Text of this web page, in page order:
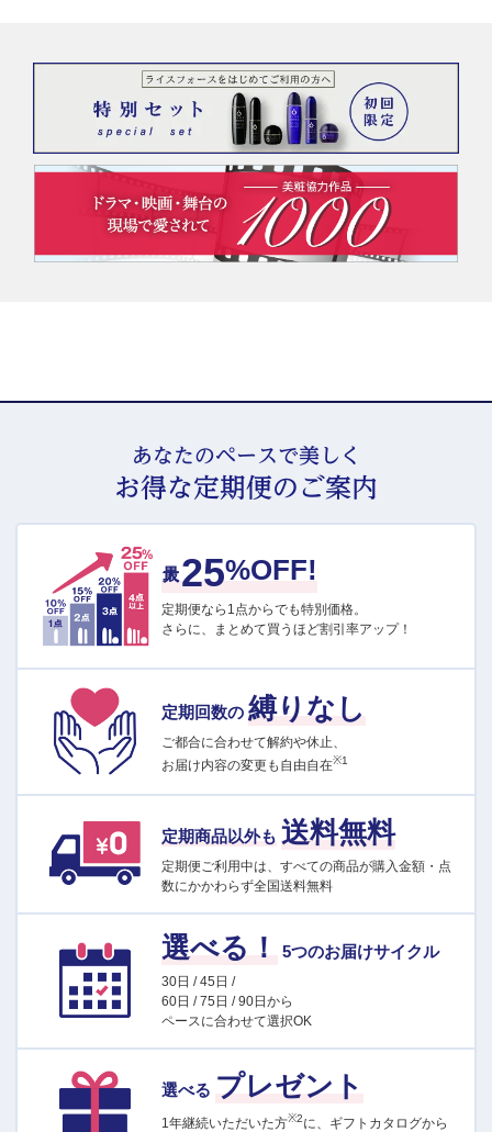
あなたのペースで美しく
お得な定期便のご案内
25%OFF!
定期便なら1点からでも特別価格。
さらに、まとめて買うほど割引率アップ！
定期回数の 縛りなし
ご都合に合わせて解約や休止、
お届け内容の変更も自由自在※1
定期商品以外も 送料無料
定期便ご利用中は、すべての商品が購入金額・点
数にかかわらず全国送料無料
選べる！ 5つのお届けサイクル
30日 / 45日 /
60日 / 75日 / 90日から
ペースに合わせて選択OK
選べる プレゼント
1年継続いただいた方※2に、ギフトカタログから